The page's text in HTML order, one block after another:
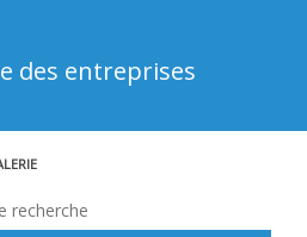
des entreprises
recherche